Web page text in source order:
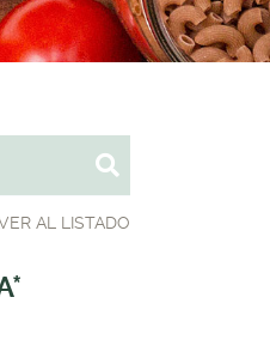
AL LISTADO